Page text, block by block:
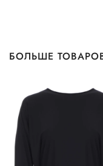
БОЛЬШЕ ТОВАРОВ